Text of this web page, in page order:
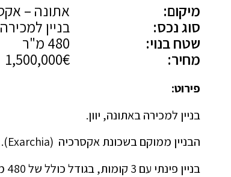
מיקום:
אתונה –
סוג נכס:
בניין למכירה
שטח בנוי:
מחיר:
1,500,000€
פירוט:
בניין למכירה באתונה, יוון.
הבניין ממוקם בשכונת אקסרכיה (Exarchia‏).
בניין פינתי עם 3 קומות, בגודל כולל של 480 מ"ר, 160 מ"ר כל קומה.